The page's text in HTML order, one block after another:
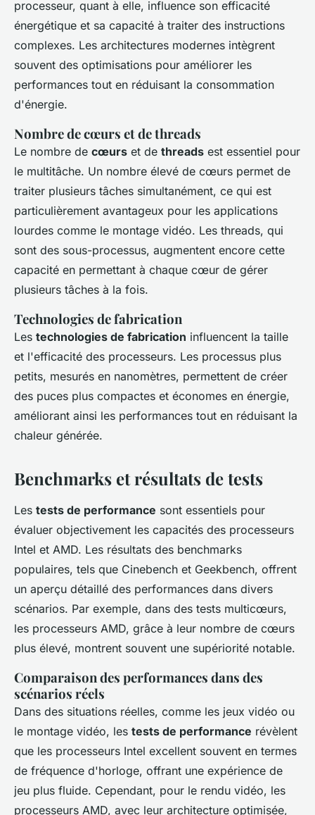
processeur, quant à elle, influence son efficacité
énergétique et sa capacité à traiter des instructions
complexes. Les architectures modernes intègrent
souvent des optimisations pour améliorer les
performances tout en réduisant la consommation
d'énergie.
Nombre de cœurs et de threads
Le nombre de cœurs et de threads est essentiel pour
le multitâche. Un nombre élevé de cœurs permet de
traiter plusieurs tâches simultanément, ce qui est
particulièrement avantageux pour les applications
lourdes comme le montage vidéo. Les threads, qui
sont des sous-processus, augmentent encore cette
capacité en permettant à chaque cœur de gérer
plusieurs tâches à la fois.
Technologies de fabrication
Les technologies de fabrication influencent la taille
et l'efficacité des processeurs. Les processus plus
petits, mesurés en nanomètres, permettent de créer
des puces plus compactes et économes en énergie,
améliorant ainsi les performances tout en réduisant la
chaleur générée.
Benchmarks et résultats de tests
Les tests de performance sont essentiels pour
évaluer objectivement les capacités des processeurs
Intel et AMD. Les résultats des benchmarks
populaires, tels que Cinebench et Geekbench, offrent
un aperçu détaillé des performances dans divers
scénarios. Par exemple, dans des tests multicœurs,
les processeurs AMD, grâce à leur nombre de cœurs
plus élevé, montrent souvent une supériorité notable.
Comparaison des performances dans des
scénarios réels
Dans des situations réelles, comme les jeux vidéo ou
le montage vidéo, les tests de performance révèlent
que les processeurs Intel excellent souvent en termes
de fréquence d'horloge, offrant une expérience de
jeu plus fluide. Cependant, pour le rendu vidéo, les
processeurs AMD, avec leur architecture optimisée,